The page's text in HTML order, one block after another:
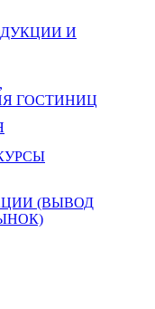
И
ГОСТИНИЦ
(ВЫВОД